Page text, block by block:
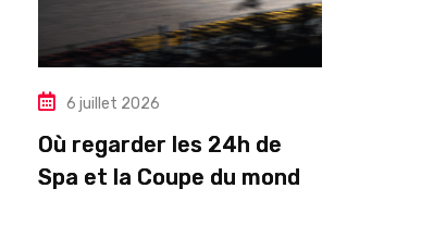
6 juillet 2026
Où regarder les 24h de
Spa et la Coupe du monde